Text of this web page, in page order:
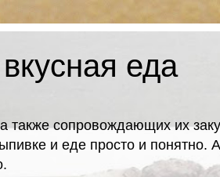
еда
также сопровождающих их
и еде просто и